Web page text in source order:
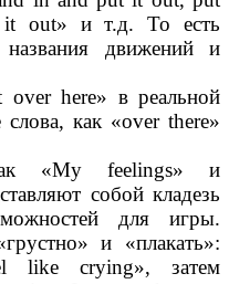
out» и т.д. То есть
названия движений и
here» в реальной
слова, как «over there»
«My feelings» и
собой кладезь
для игры.
и «плакать»:
crying», затем